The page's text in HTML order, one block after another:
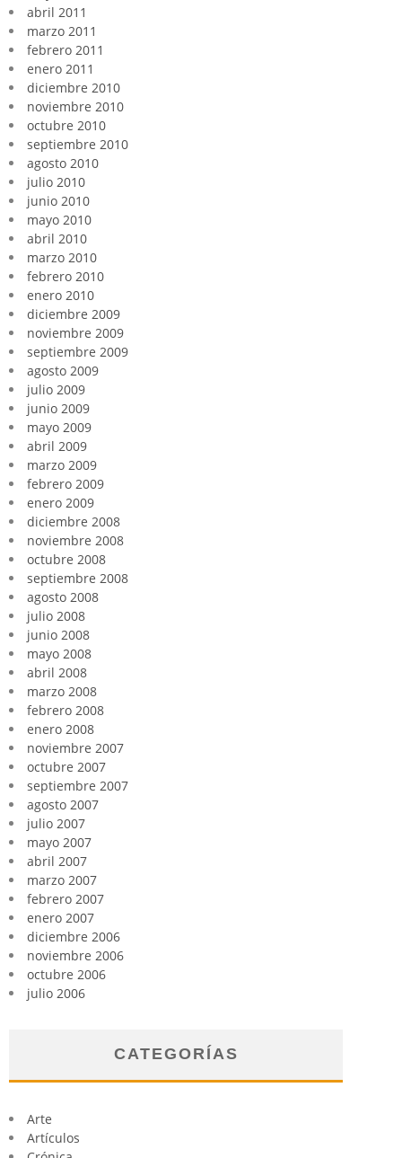
abril 2011
marzo 2011
febrero 2011
enero 2011
diciembre 2010
noviembre 2010
octubre 2010
septiembre 2010
agosto 2010
julio 2010
junio 2010
mayo 2010
abril 2010
marzo 2010
febrero 2010
enero 2010
diciembre 2009
noviembre 2009
septiembre 2009
agosto 2009
julio 2009
junio 2009
mayo 2009
abril 2009
marzo 2009
febrero 2009
enero 2009
diciembre 2008
noviembre 2008
octubre 2008
septiembre 2008
agosto 2008
julio 2008
junio 2008
mayo 2008
abril 2008
marzo 2008
febrero 2008
enero 2008
noviembre 2007
octubre 2007
septiembre 2007
agosto 2007
julio 2007
mayo 2007
abril 2007
marzo 2007
febrero 2007
enero 2007
diciembre 2006
noviembre 2006
octubre 2006
julio 2006
CATEGORÍAS
Arte
Artículos